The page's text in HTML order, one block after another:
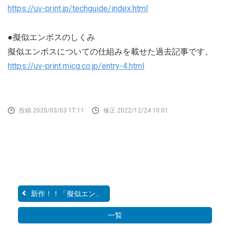
https://uv-print.jp/techguide/index.html
●擬似エンボスのしくみ
擬似エンボスについての仕組みを載せた過去記事です。
https://uv-print.micg.co.jp/entry-4.html
投稿 2020/03/03 17:11 修正 2022/12/24 10:01
新作！！「擬似エンボス2w...
一覧